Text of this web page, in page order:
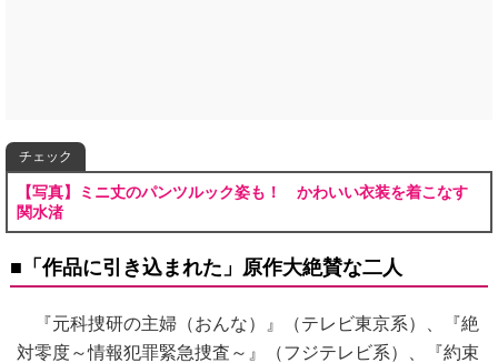
チェック
【写真】ミニ丈のパンツルック姿も！ かわいい衣装を着こなす
関水渚
■「作品に引き込まれた」原作大絶賛な二人
『元科捜研の主婦（おんな）』（テレビ東京系）、『絶
対零度～情報犯罪緊急捜査～』（フジテレビ系）、『約束